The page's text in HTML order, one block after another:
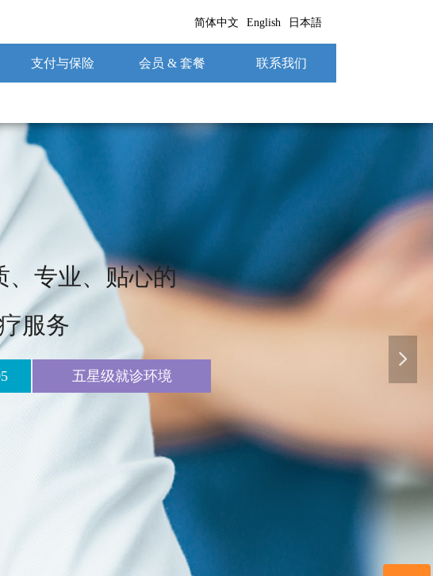
五星级就诊环境
、专业、贴心的
服务
넲
简体中文 English 日本語
支付与保险 会员 & 套餐 联系我们